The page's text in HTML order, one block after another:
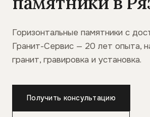
Горизонтальные памятники с
Гранит-Сервис — 20 лет опыта,
гранит, гравировка и установка.
Получить консультацию